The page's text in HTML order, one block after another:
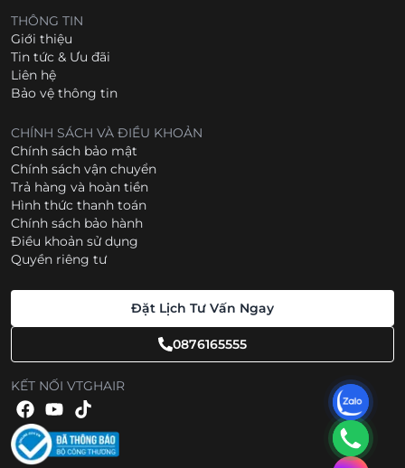
THÔNG TIN
Giới thiệu
Tin tức & Ưu đãi
Liên hệ
Bảo vệ thông tin
CHÍNH SÁCH VÀ ĐIỀU KHOẢN
Chính sách bảo mật
Chính sách vận chuyển
Trả hàng và hoàn tiền
Hình thức thanh toán
Chính sách bảo hành
Điều khoản sử dụng
Quyền riêng tư
Đặt Lịch Tư Vấn Ngay
0876165555
KẾT NỐI VTGHAIR